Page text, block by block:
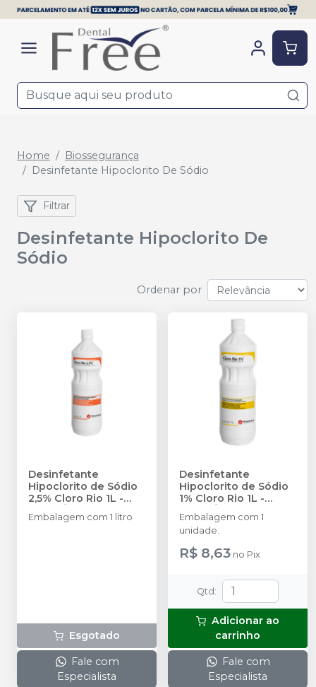
Home
Biossegurança
Desinfetante Hipoclorito De Sódio
Filtrar
Desinfetante Hipoclorito De
Sódio
Ordenar por
Desinfetante
Hipoclorito de Sódio
2,5% Cloro Rio 1L -
RIOQUÍMICA
Embalagem com 1 litro
Esgotado
Fale com
Especialista
Desinfetante
Hipoclorito de Sódio
1% Cloro Rio 1L -
RIOQUÍMICA
Embalagem com 1
unidade.
R$ 8,63 no Pix
Qtd :
Adicionar ao
carrinho
Fale com
Especialista